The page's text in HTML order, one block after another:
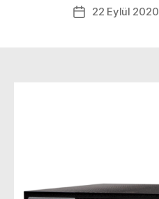
Yazı22 Eylül 2020